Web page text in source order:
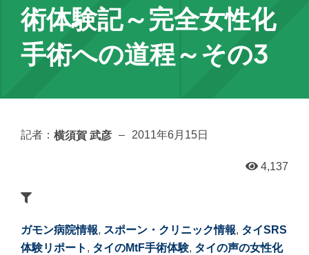
術体験記～完全女性化
手術への道程～その3
記者： 横須賀 武彦 – 2011年6月15日
4,137
ガモン病院情報, スポーン・クリニック情報, タイSRS
体験リポート , タイのMtF手術体験, タイの声の女性化